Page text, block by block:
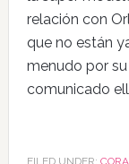
relación con
que no están
menudo por
comunicado